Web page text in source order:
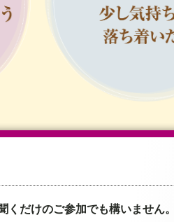
くだけのご参加でも構いません。